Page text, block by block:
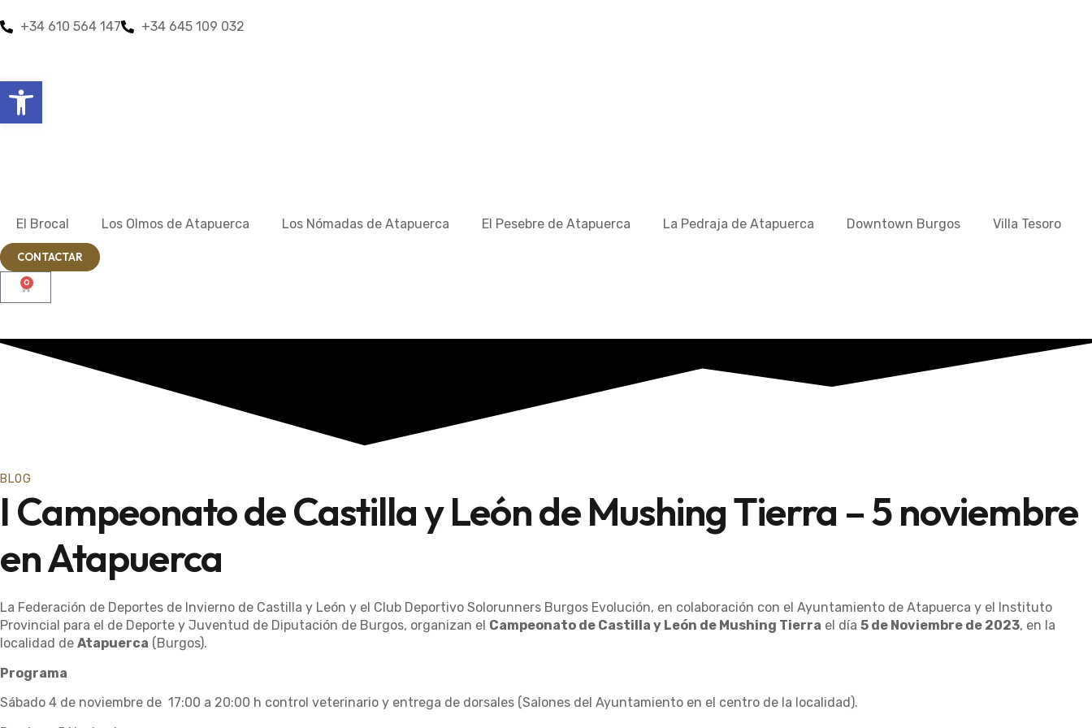
+34 610 564 147 +34 645 109 032
El Brocal Los Olmos de Atapuerca Los Nómadas de Atapuerca El Pesebre de Atapuerca La Pedraja de Atapuerca Downtown Burgos Villa Tesoro
CONTACTAR
0
BLOG
I Campeonato de Castilla y León de Mushing Tierra – 5 noviembre
en Atapuerca
La Federación de Deportes de Invierno de Castilla y León y el Club Deportivo Solorunners Burgos Evolución, en colaboración con el Ayuntamiento de Atapuerca y el Instituto
Provincial para el de Deporte y Juventud de Diputación de Burgos, organizan el Campeonato de Castilla y León de Mushing Tierra el día 5 de Noviembre de 2023, en la
localidad de Atapuerca (Burgos).
Programa
Sábado 4 de noviembre de 17:00 a 20:00 h control veterinario y entrega de dorsales (Salones del Ayuntamiento en el centro de la localidad).
Abrir barra de herramientas